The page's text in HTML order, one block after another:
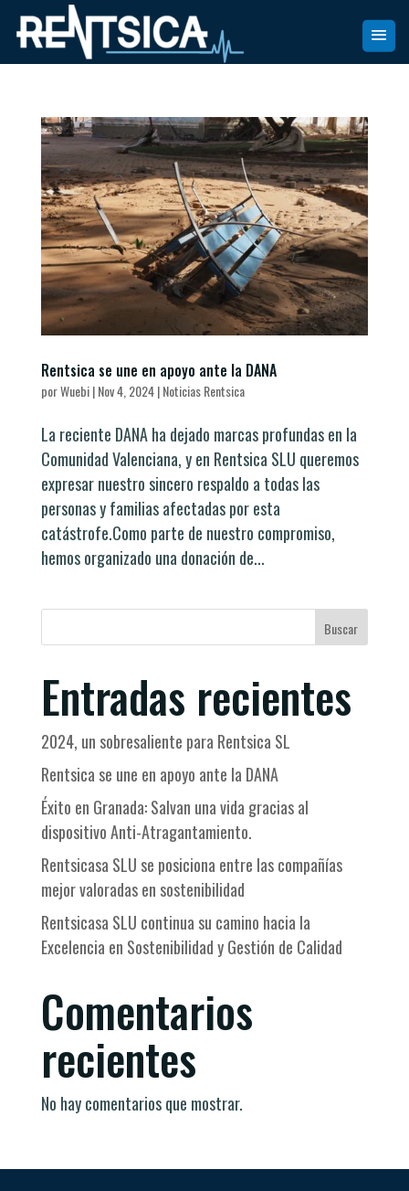
Rentsica se une en apoyo ante la DANA
porWuebi|Nov 4, 2024|Noticias Rentsica
La reciente DANA ha dejado marcas profundas en la
Comunidad Valenciana, y en Rentsica SLU queremos
expresar nuestro sincero respaldo a todas las
personas y familias afectadas por esta
catástrofe.Como parte de nuestro compromiso,
hemos organizado una donación de...
Buscar
Entradas recientes
2024, un sobresaliente para Rentsica SL
Rentsica se une en apoyo ante la DANA
Éxito en Granada: Salvan una vida gracias al
dispositivo Anti-Atragantamiento.
Rentsicasa SLU se posiciona entre las compañías
mejor valoradas en sostenibilidad
Rentsicasa SLU continua su camino hacia la
Excelencia en Sostenibilidad y Gestión de Calidad
Comentarios
recientes
No hay comentarios que mostrar.